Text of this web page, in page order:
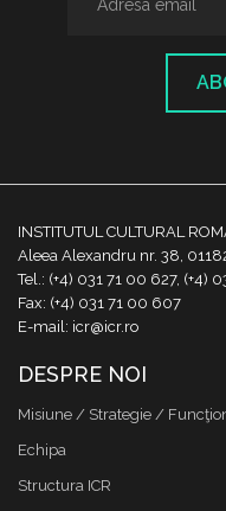
INSTITUTUL CULTURAL
Aleea Alexandru nr. 38,
Tel.: (+4) 031 71 00 627, (+4)
Fax: (+4) 031 71 00 607
E-mail: icr@icr.ro
DESPRE NOI
Misiune / Strategie /
Echipa
Structura ICR